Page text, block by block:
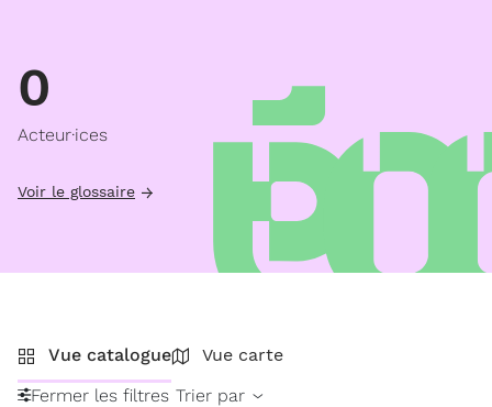
0
Acteur·ices
Voir le glossaire
Vue catalogue
Vue carte
Fermer les filtres Trier par